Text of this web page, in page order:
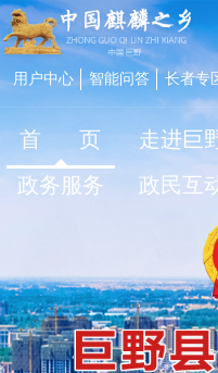
用户中心 智能问答 长者专
首 页 走进巨
政务服务
政民互